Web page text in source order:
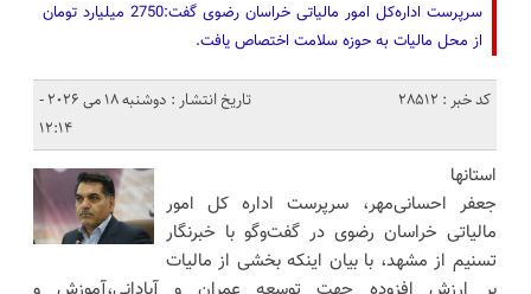
سرپرست اداره‌کل امور مالیاتی خراسان رضوی گفت:2750 میلیارد تومان
از محل مالیات به حوزه سلامت اختصاص یافت.
کد خبر : 28512
تاریخ انتشار : دوشنبه 18 می 2026 -
12:14
استانها
جعفر احسانی‌مهر، سرپرست اداره کل امور
مالیاتی خراسان رضوی در گفت‌وگو با خبرنگار
تسنیم از مشهد، با بیان اینکه بخشی از مالیات